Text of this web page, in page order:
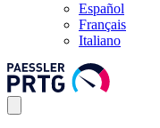
Español
Français
Italiano